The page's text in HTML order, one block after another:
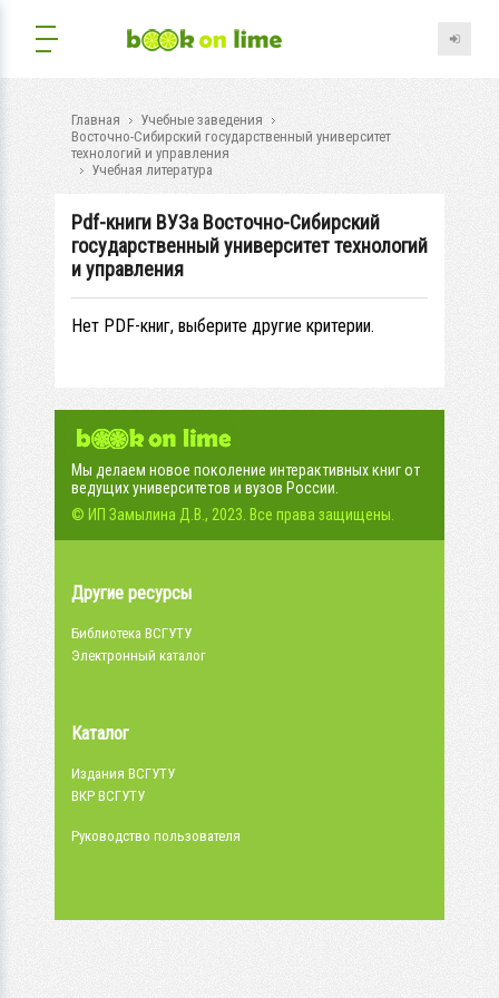
Главная
Учебные заведения
Восточно-Сибирский государственный университет
технологий и управления
Учебная литература
Pdf-книги ВУЗа Восточно-Сибирский
государственный университет технологий
и управления
Нет PDF-книг, выберите другие критерии.
Мы делаем новое поколение интерактивных книг от
ведущих университетов и вузов России.
© ИП Замылина Д.В., 2023. Все права защищены.
Другие ресурсы
Библиотека ВСГУТУ
Электронный каталог
Каталог
Издания ВСГУТУ
ВКР ВСГУТУ
Руководство пользователя